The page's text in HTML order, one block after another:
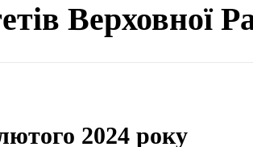
Верховної
2024 року